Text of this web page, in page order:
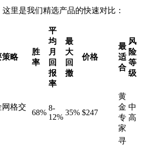
里是我们精选产品的快速对比：
策略
胜
率
平
均
月
回
报
率
最
大
回
撤
价格
最
适
合
风
险
等
级
网格交
68%
8-
12%
35% $247
黄
金
专
家
中
高
寻